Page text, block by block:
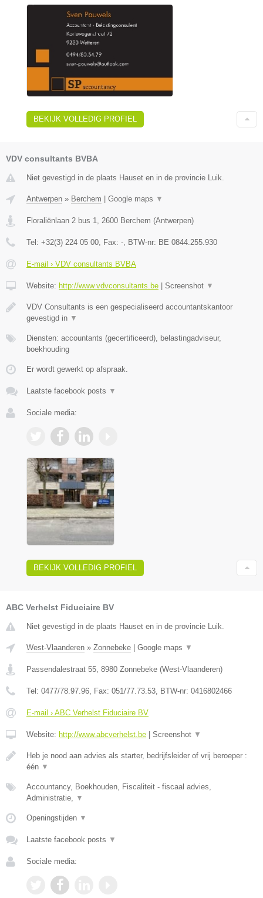
BEKIJK VOLLEDIG PROFIEL
VDV consultants BVBA
Niet gevestigd in de plaats Hauset en in de provincie Luik.
Antwerpen » Berchem | Google maps ▼
Floraliënlaan 2 bus 1 2600 Berchem (Antwerpen)
Tel: +32(3) 224 05 00 , Fax: - , BTW-nr: BE 0844.255.930
E-mail › VDV consultants BVBA
Website: http://www.vdvconsultants.be | Screenshot ▼
VDV Consultants is een gespecialiseerd accountantskantoor
gevestigd in ▼
Diensten: accountants (gecertificeerd), belastingadviseur,
boekhouding
Er wordt gewerkt op afspraak.
Laatste facebook posts ▼
Sociale media:
BEKIJK VOLLEDIG PROFIEL
ABC Verhelst Fiduciaire BV
Niet gevestigd in de plaats Hauset en in de provincie Luik.
West-Vlaanderen » Zonnebeke | Google maps ▼
Passendalestraat 55 8980 Zonnebeke (West-Vlaanderen)
Tel: 0477/78.97.96 , Fax: 051/77.73.53 , BTW-nr: 0416802466
E-mail › ABC Verhelst Fiduciaire BV
Website: http://www.abcverhelst.be | Screenshot ▼
Heb je nood aan advies als starter, bedrijfsleider of vrij beroeper :
één ▼
Accountancy, Boekhouden, Fiscaliteit - fiscaal advies,
Administratie,
▼
Openingstijden ▼
Laatste facebook posts ▼
Sociale media: